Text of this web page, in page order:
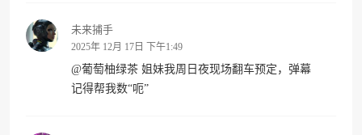
未来捕手
2025年 12月 17日 下午1:49
@葡萄柚绿茶 姐妹我周日夜现场翻车预定，弹幕
记得帮我数“呃”